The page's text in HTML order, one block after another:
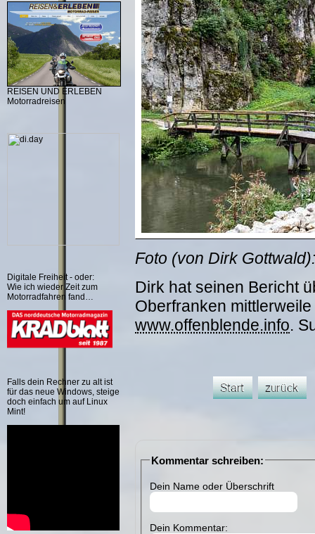
REISEN UND ERLEBEN
Motorradreisen
Digitale Freiheit - oder:
Wie ich wieder Zeit zum
Motorradfahren fand…
Falls dein Rechner zu alt ist
für das neue Windows, steige
doch einfach um auf Linux
Mint!
Foto (von Dirk
Dirk hat seinen Bericht
Oberfranken
www.offenblende.info.
Kommentar schreiben:
Dein Name oder Überschrift
Dein Kommentar: